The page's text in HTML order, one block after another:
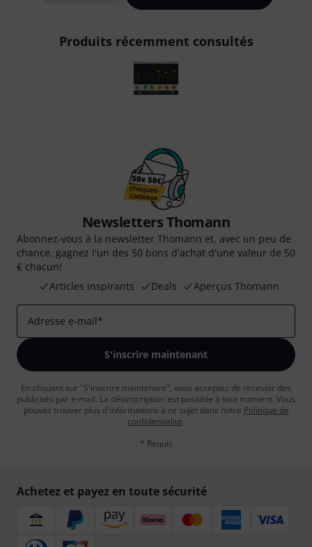
Produits récemment consultés
Newsletters Thomann
Abonnez-vous à la newsletter Thomann et, avec un peu de
chance, gagnez l'un des 50 bons d'achat d'une valeur de 50
€ chacun!
Articles inspirants
Deals Aperçus Thomann
Adresse e-mail*
S'inscrire maintenant
En cliquant sur "S'inscrire maintenant", vous acceptez de recevoir des
publicités par e-mail. La désinscription est possible à tout moment. Vous
pouvez trouver plus d'informations à ce sujet dans notre Politique de
confidentialité.
* Requis
Achetez et payez en toute sécurité